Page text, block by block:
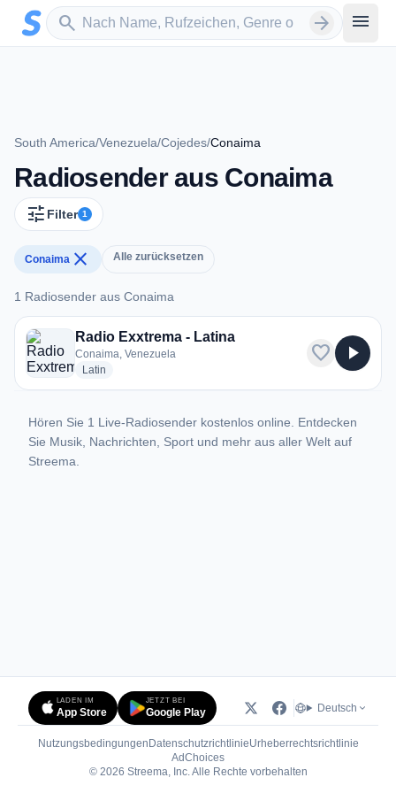
Zum Hauptinhalt springen
search
Sender suchen arrow_forward menu
South America/Venezuela/Cojedes/Conaima
Radiosender aus Conaima
tune Filter 1
Conaima close Alle zurücksetzen
1 Radiosender aus Conaima
1 Radiosender aus Conaima
Radio Exxtrema - Latina
Conaima, Venezuela
Latin
favorite play_arrow
Hören Sie 1 Live-Radiosender kostenlos online. Entdecken
Sie Musik, Nachrichten, Sport und mehr aus aller Welt auf
Streema.
LADEN IM
App Store
JETZT BEI
Google Play Deutsch
Nutzungsbedingungen DatenschutzrichtlinieUrheberrechtsrichtlinie
AdChoices(öffnet in neuem Tab)
© 2026 Streema, Inc. Alle Rechte vorbehalten